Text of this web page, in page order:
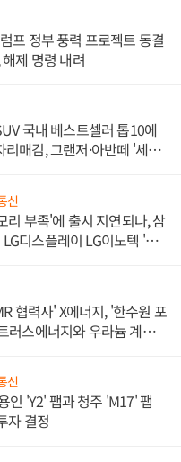
프 정부 풍력 프로젝트 동결
제 명령 내려
국내 베스트셀러 톱10에
리매김, 그랜저·아반떼 '세단
신
리 부족'에 출시 지연되나, 삼
디스플레이 LG이노텍 '탈
협력사' X에너지, '한수원 포
러스에너지와 우라늄 계약
신
인 'Y2' 팹과 청주 'M17' 팹
자 결정